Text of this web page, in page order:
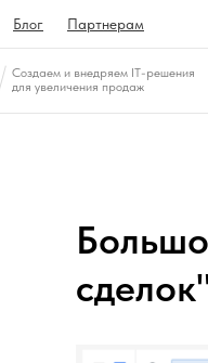
Блог Партнерам
Создаем и внедряем IT-решения
для увеличения продаж